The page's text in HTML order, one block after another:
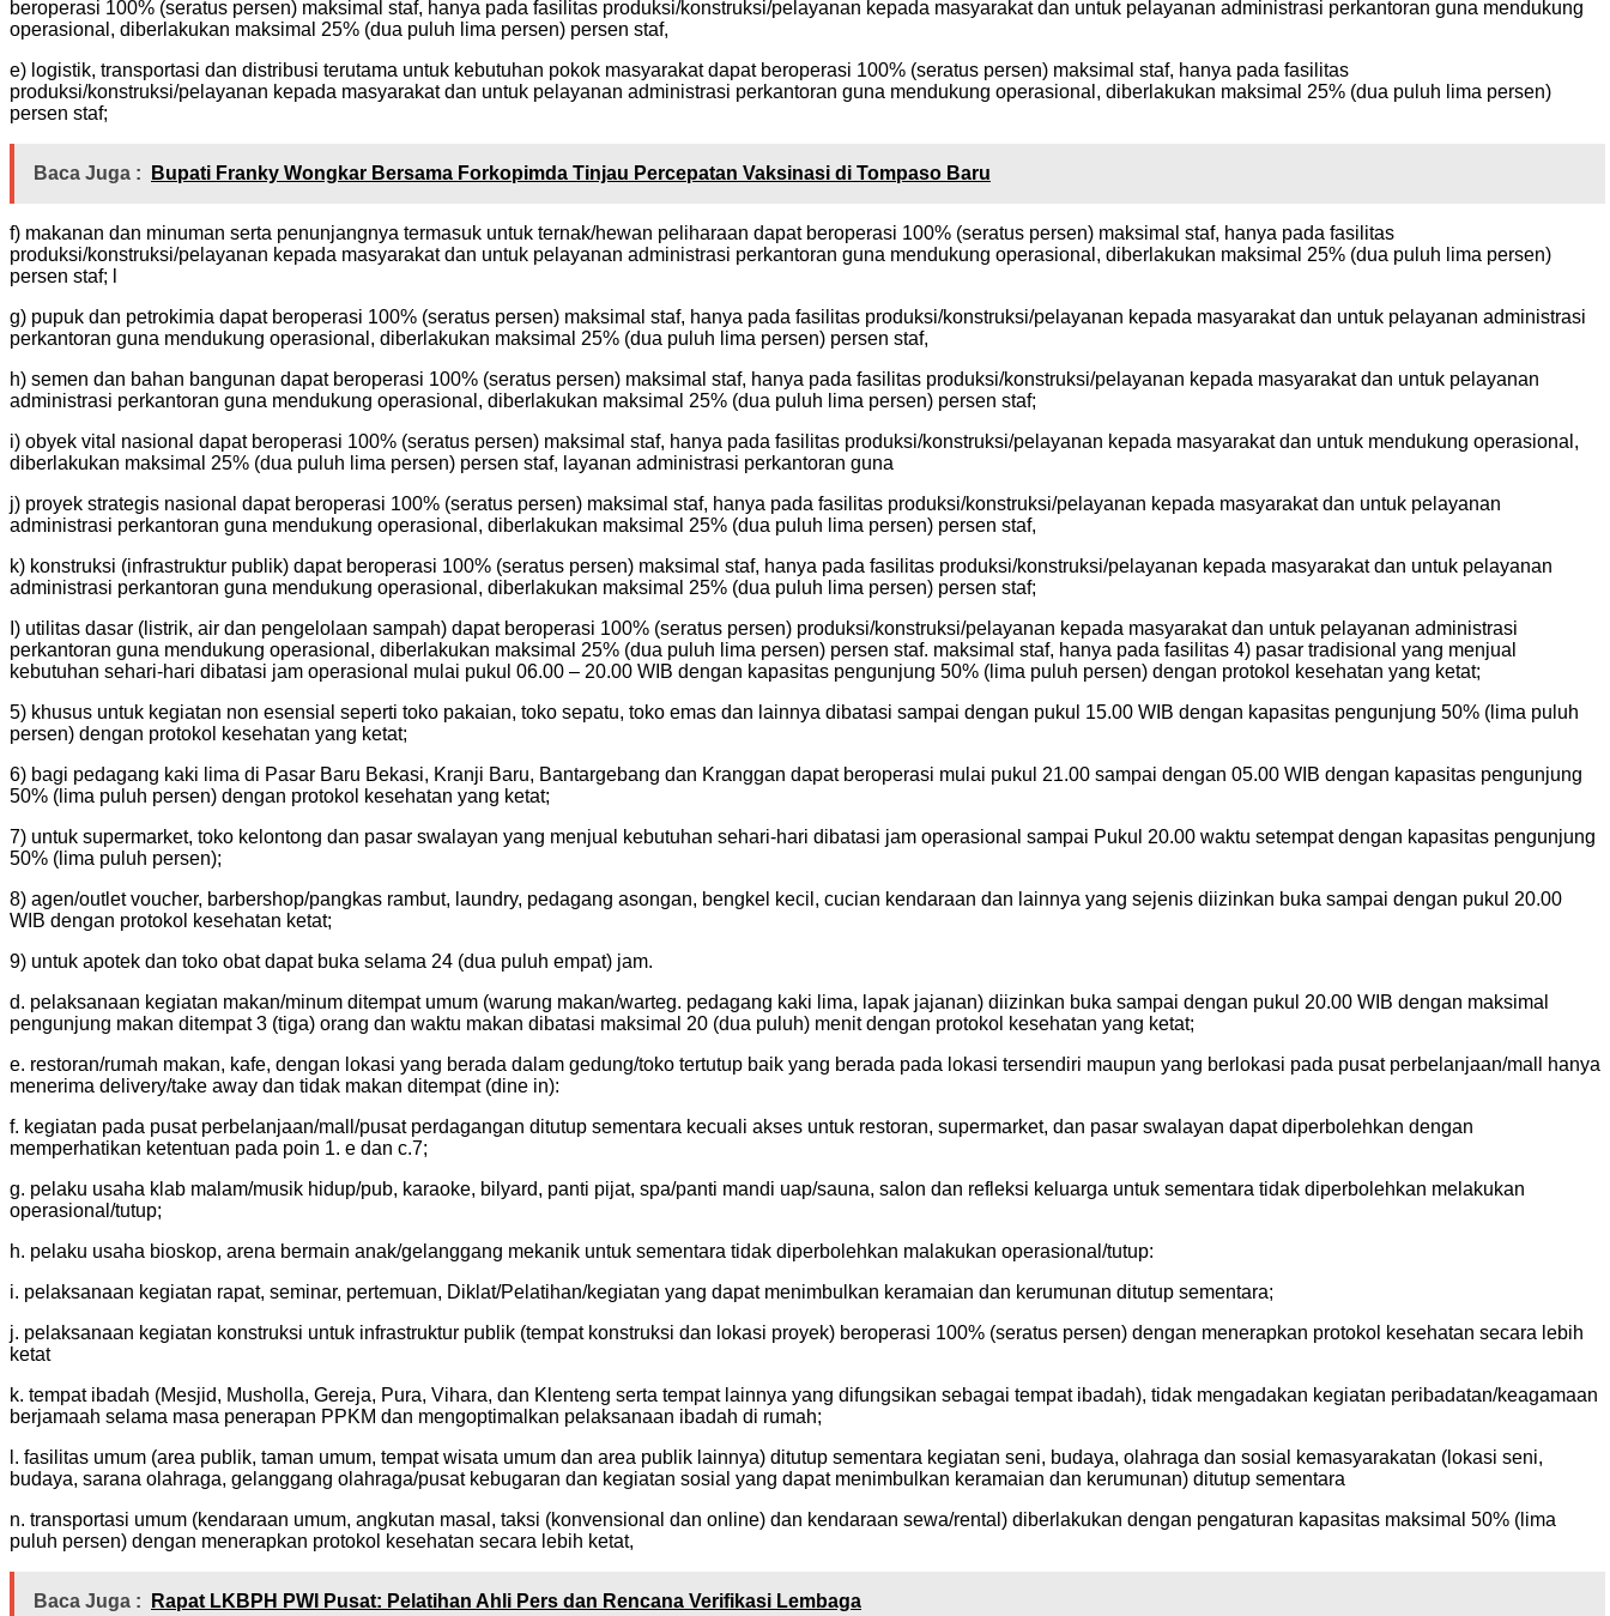
beroperasi 100% (seratus persen) maksimal staf, hanya pada fasilitas produksi/konstruksi/pelayanan kepada masyarakat dan untuk pelayanan administrasi perkantoran guna mendukung
operasional, diberlakukan maksimal 25% (dua puluh lima persen) persen staf,
e) logistik, transportasi dan distribusi terutama untuk kebutuhan pokok masyarakat dapat beroperasi 100% (seratus persen) maksimal staf, hanya pada fasilitas
produksi/konstruksi/pelayanan kepada masyarakat dan untuk pelayanan administrasi perkantoran guna mendukung operasional, diberlakukan maksimal 25% (dua puluh lima persen)
persen staf;
Baca Juga : Bupati Franky Wongkar Bersama Forkopimda Tinjau Percepatan Vaksinasi di Tompaso Baru
f) makanan dan minuman serta penunjangnya termasuk untuk ternak/hewan peliharaan dapat beroperasi 100% (seratus persen) maksimal staf, hanya pada fasilitas
produksi/konstruksi/pelayanan kepada masyarakat dan untuk pelayanan administrasi perkantoran guna mendukung operasional, diberlakukan maksimal 25% (dua puluh lima persen)
persen staf; l
g) pupuk dan petrokimia dapat beroperasi 100% (seratus persen) maksimal staf, hanya pada fasilitas produksi/konstruksi/pelayanan kepada masyarakat dan untuk pelayanan administrasi
perkantoran guna mendukung operasional, diberlakukan maksimal 25% (dua puluh lima persen) persen staf,
h) semen dan bahan bangunan dapat beroperasi 100% (seratus persen) maksimal staf, hanya pada fasilitas produksi/konstruksi/pelayanan kepada masyarakat dan untuk pelayanan
administrasi perkantoran guna mendukung operasional, diberlakukan maksimal 25% (dua puluh lima persen) persen staf;
i) obyek vital nasional dapat beroperasi 100% (seratus persen) maksimal staf, hanya pada fasilitas produksi/konstruksi/pelayanan kepada masyarakat dan untuk mendukung operasional,
diberlakukan maksimal 25% (dua puluh lima persen) persen staf, layanan administrasi perkantoran guna
j) proyek strategis nasional dapat beroperasi 100% (seratus persen) maksimal staf, hanya pada fasilitas produksi/konstruksi/pelayanan kepada masyarakat dan untuk pelayanan
administrasi perkantoran guna mendukung operasional, diberlakukan maksimal 25% (dua puluh lima persen) persen staf,
k) konstruksi (infrastruktur publik) dapat beroperasi 100% (seratus persen) maksimal staf, hanya pada fasilitas produksi/konstruksi/pelayanan kepada masyarakat dan untuk pelayanan
administrasi perkantoran guna mendukung operasional, diberlakukan maksimal 25% (dua puluh lima persen) persen staf;
I) utilitas dasar (listrik, air dan pengelolaan sampah) dapat beroperasi 100% (seratus persen) produksi/konstruksi/pelayanan kepada masyarakat dan untuk pelayanan administrasi
perkantoran guna mendukung operasional, diberlakukan maksimal 25% (dua puluh lima persen) persen staf. maksimal staf, hanya pada fasilitas 4) pasar tradisional yang menjual
kebutuhan sehari-hari dibatasi jam operasional mulai pukul 06.00 – 20.00 WIB dengan kapasitas pengunjung 50% (lima puluh persen) dengan protokol kesehatan yang ketat;
5) khusus untuk kegiatan non esensial seperti toko pakaian, toko sepatu, toko emas dan lainnya dibatasi sampai dengan pukul 15.00 WIB dengan kapasitas pengunjung 50% (lima puluh
persen) dengan protokol kesehatan yang ketat;
6) bagi pedagang kaki lima di Pasar Baru Bekasi, Kranji Baru, Bantargebang dan Kranggan dapat beroperasi mulai pukul 21.00 sampai dengan 05.00 WIB dengan kapasitas pengunjung
50% (lima puluh persen) dengan protokol kesehatan yang ketat;
7) untuk supermarket, toko kelontong dan pasar swalayan yang menjual kebutuhan sehari-hari dibatasi jam operasional sampai Pukul 20.00 waktu setempat dengan kapasitas pengunjung
50% (lima puluh persen);
8) agen/outlet voucher, barbershop/pangkas rambut, laundry, pedagang asongan, bengkel kecil, cucian kendaraan dan lainnya yang sejenis diizinkan buka sampai dengan pukul 20.00
WIB dengan protokol kesehatan ketat;
9) untuk apotek dan toko obat dapat buka selama 24 (dua puluh empat) jam.
d. pelaksanaan kegiatan makan/minum ditempat umum (warung makan/warteg. pedagang kaki lima, lapak jajanan) diizinkan buka sampai dengan pukul 20.00 WIB dengan maksimal
pengunjung makan ditempat 3 (tiga) orang dan waktu makan dibatasi maksimal 20 (dua puluh) menit dengan protokol kesehatan yang ketat;
e. restoran/rumah makan, kafe, dengan lokasi yang berada dalam gedung/toko tertutup baik yang berada pada lokasi tersendiri maupun yang berlokasi pada pusat perbelanjaan/mall hanya
menerima delivery/take away dan tidak makan ditempat (dine in):
f. kegiatan pada pusat perbelanjaan/mall/pusat perdagangan ditutup sementara kecuali akses untuk restoran, supermarket, dan pasar swalayan dapat diperbolehkan dengan
memperhatikan ketentuan pada poin 1. e dan c.7;
g. pelaku usaha klab malam/musik hidup/pub, karaoke, bilyard, panti pijat, spa/panti mandi uap/sauna, salon dan refleksi keluarga untuk sementara tidak diperbolehkan melakukan
operasional/tutup;
h. pelaku usaha bioskop, arena bermain anak/gelanggang mekanik untuk sementara tidak diperbolehkan malakukan operasional/tutup:
i. pelaksanaan kegiatan rapat, seminar, pertemuan, Diklat/Pelatihan/kegiatan yang dapat menimbulkan keramaian dan kerumunan ditutup sementara;
j. pelaksanaan kegiatan konstruksi untuk infrastruktur publik (tempat konstruksi dan lokasi proyek) beroperasi 100% (seratus persen) dengan menerapkan protokol kesehatan secara lebih
ketat
k. tempat ibadah (Mesjid, Musholla, Gereja, Pura, Vihara, dan Klenteng serta tempat lainnya yang difungsikan sebagai tempat ibadah), tidak mengadakan kegiatan peribadatan/keagamaan
berjamaah selama masa penerapan PPKM dan mengoptimalkan pelaksanaan ibadah di rumah;
l. fasilitas umum (area publik, taman umum, tempat wisata umum dan area publik lainnya) ditutup sementara kegiatan seni, budaya, olahraga dan sosial kemasyarakatan (lokasi seni,
budaya, sarana olahraga, gelanggang olahraga/pusat kebugaran dan kegiatan sosial yang dapat menimbulkan keramaian dan kerumunan) ditutup sementara
n. transportasi umum (kendaraan umum, angkutan masal, taksi (konvensional dan online) dan kendaraan sewa/rental) diberlakukan dengan pengaturan kapasitas maksimal 50% (lima
puluh persen) dengan menerapkan protokol kesehatan secara lebih ketat,
Baca Juga : Rapat LKBPH PWI Pusat: Pelatihan Ahli Pers dan Rencana Verifikasi Lembaga